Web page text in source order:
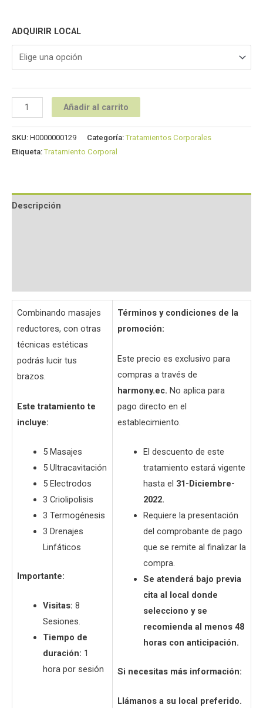
ADQUIRIR LOCAL
Añadir al carrito
SKU: H0000000129 Categoría:Tratamientos Corporales
Etiqueta:Tratamiento Corporal
Descripción
Combinando masajes
reductores, con otras
técnicas estéticas
podrás lucir tus
brazos.
Este tratamiento te
incluye:
5 Masajes
5 Ultracavitación
5 Electrodos
3 Criolipolisis
3 Termogénesis
3 Drenajes
Linfáticos
Importante:
Visitas: 8
Sesiones.
Tiempo de
duración: 1
hora por sesión
Términos y condiciones de la
promoción:
Este precio es exclusivo para
compras a través de
harmony.ec. No aplica para
pago directo en el
establecimiento.
El descuento de este
tratamiento estará vigente
hasta el 31-Diciembre-
2022.
Requiere la presentación
del comprobante de pago
que se remite al finalizar la
compra.
Se atenderá bajo previa
cita al local donde
selecciono y se
recomienda al menos 48
horas con anticipación.
Si necesitas más información:
Llámanos a su local preferido.